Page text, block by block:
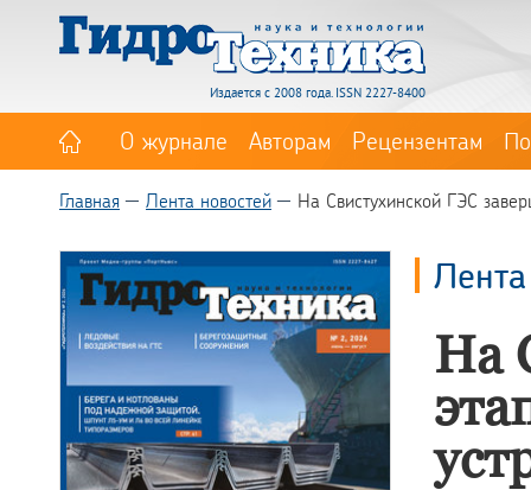
Издается с 2008 года. ISSN 2227-8400
О журнале Авторам Рецензентам
Главная Лента новостей На Свистухинской ГЭС
На